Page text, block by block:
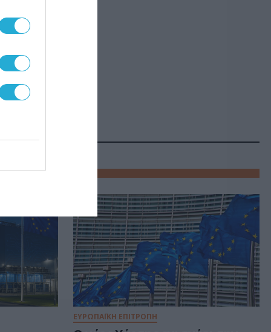
ΕΥΡΩΠΑΪΚΗ ΕΠΙΤΡΟΠΗ